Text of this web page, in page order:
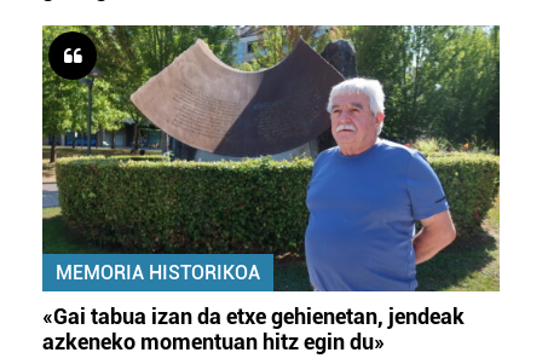
MEMORIA HISTORIKOA
«Gai tabua izan da etxe gehienetan, jendeak
azkeneko momentuan hitz egin du»